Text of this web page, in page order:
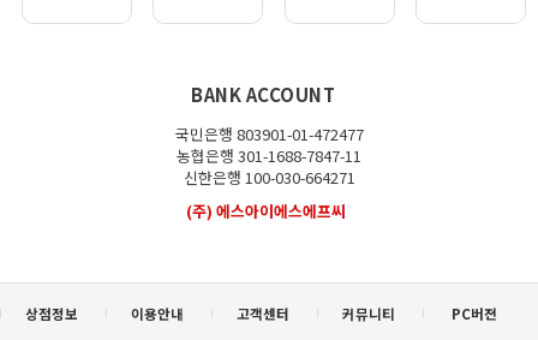
BANK ACCOUNT
국민은행 803901-01-472477
농협은행 301-1688-7847-11
신한은행 100-030-664271
(주) 에스아이에스에프씨
상점정보 이용안내 고객센터 커뮤니티 PC버젼